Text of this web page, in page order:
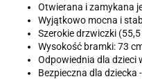
Otwierana i zamykana
Wyjątkowo mocna i
Szerokie drzwiczki
Wysokość bramki: 73
Odpowiednia dla dzieci
Bezpieczna dla dziecka